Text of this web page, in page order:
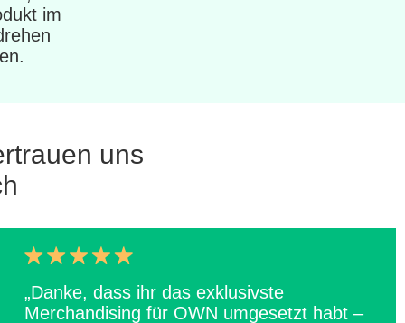
im
uns
„Danke, dass ihr das exklusivste
Merchandising für OWN umgesetzt habt –